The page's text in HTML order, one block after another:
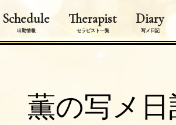
Schedule
出勤情報
Therapist
セラピスト一覧
Diary
写メ日記
薫の写メ日